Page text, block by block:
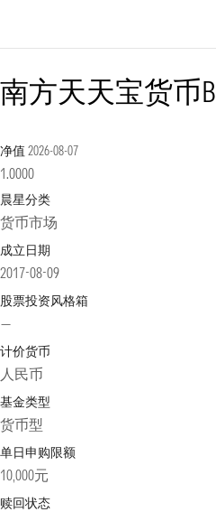
南方天天宝货币B
净值 2026-08-07
1.0000
晨星分类
货币市场
成立日期
2017-08-09
股票投资风格箱
—
计价货币
人民币
基金类型
货币型
单日申购限额
10,000元
赎回状态